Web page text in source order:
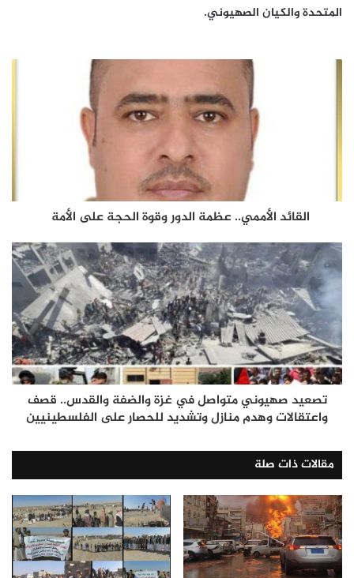
المتحدة والكيان الصهيوني.
القائد الأممي.. عظمة الدور وقوة الحجة على الأمة
تصعيد صهيوني متواصل في غزة والضفة والقدس.. قصف
واعتقالات وهدم منازل وتشديد للحصار على الفلسطينيين
مقالات ذات صلة